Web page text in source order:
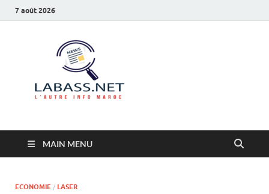
7 août 2026
MAIN MENU
ECONOMIE / LASER